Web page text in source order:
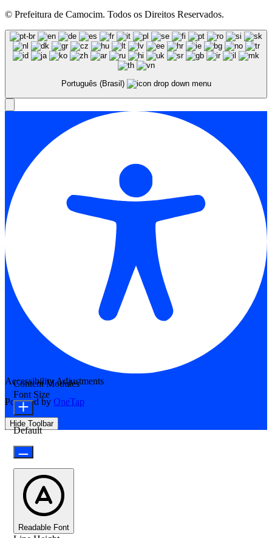
© Prefeitura de Camocim. Todos os Direitos Reservados.
Português (Brasil)
Accessibility Adjustments
Powered by OneTap
Hide Toolbar
Content Modules
Font Size
Default
Readable Font